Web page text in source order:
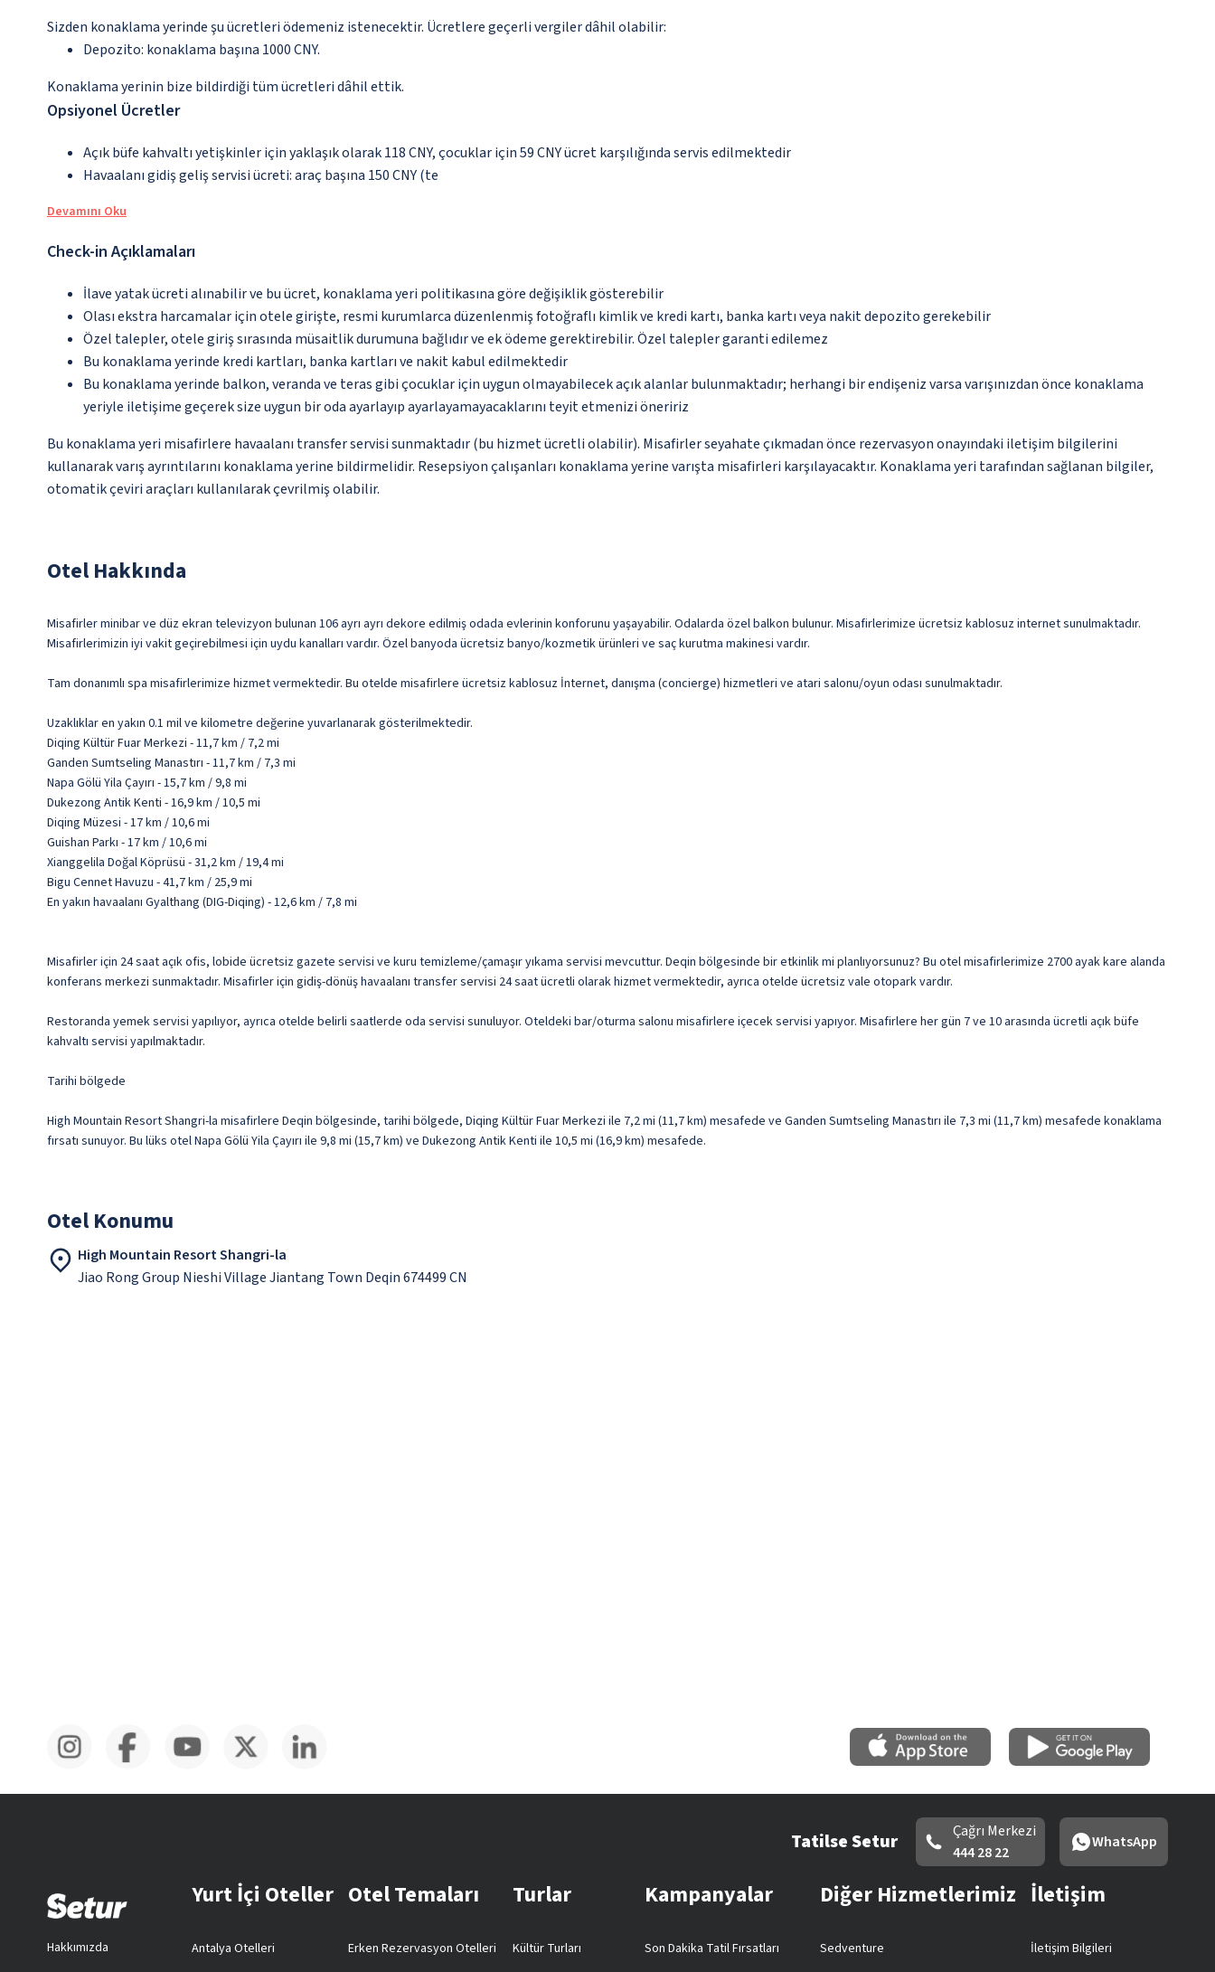
Sizden konaklama yerinde şu ücretleri ödemeniz istenecektir. Ücretlere geçerli vergiler dâhil olabilir:
Depozito: konaklama başına 1000 CNY.
Konaklama yerinin bize bildirdiği tüm ücretleri dâhil ettik.
Opsiyonel Ücretler
Açık büfe kahvaltı yetişkinler için yaklaşık olarak 118 CNY, çocuklar için 59 CNY ücret karşılığında servis edilmektedir
Havaalanı gidiş geliş servisi ücreti: araç başına 150 CNY (te
Devamını Oku
Check-in Açıklamaları
İlave yatak ücreti alınabilir ve bu ücret, konaklama yeri politikasına göre değişiklik gösterebilir
Olası ekstra harcamalar için otele girişte, resmi kurumlarca düzenlenmiş fotoğraflı kimlik ve kredi kartı, banka kartı veya nakit depozito gerekebilir
Özel talepler, otele giriş sırasında müsaitlik durumuna bağlıdır ve ek ödeme gerektirebilir. Özel talepler garanti edilemez
Bu konaklama yerinde kredi kartları, banka kartları ve nakit kabul edilmektedir
Bu konaklama yerinde balkon, veranda ve teras gibi çocuklar için uygun olmayabilecek açık alanlar bulunmaktadır; herhangi bir endişeniz varsa varışınızdan önce konaklama
yeriyle iletişime geçerek size uygun bir oda ayarlayıp ayarlayamayacaklarını teyit etmenizi öneririz
Bu konaklama yeri misafirlere havaalanı transfer servisi sunmaktadır (bu hizmet ücretli olabilir). Misafirler seyahate çıkmadan önce rezervasyon onayındaki iletişim bilgilerini
kullanarak varış ayrıntılarını konaklama yerine bildirmelidir. Resepsiyon çalışanları konaklama yerine varışta misafirleri karşılayacaktır. Konaklama yeri tarafından sağlanan bilgiler,
otomatik çeviri araçları kullanılarak çevrilmiş olabilir.
Otel Hakkında
Misafirler minibar ve düz ekran televizyon bulunan 106 ayrı ayrı dekore edilmiş odada evlerinin konforunu yaşayabilir. Odalarda özel balkon bulunur. Misafirlerimize ücretsiz kablosuz internet sunulmaktadır.
Misafirlerimizin iyi vakit geçirebilmesi için uydu kanalları vardır. Özel banyoda ücretsiz banyo/kozmetik ürünleri ve saç kurutma makinesi vardır.
Tam donanımlı spa misafirlerimize hizmet vermektedir. Bu otelde misafirlere ücretsiz kablosuz İnternet, danışma (concierge) hizmetleri ve atari salonu/oyun odası sunulmaktadır.
Uzaklıklar en yakın 0.1 mil ve kilometre değerine yuvarlanarak gösterilmektedir.
Diqing Kültür Fuar Merkezi - 11,7 km / 7,2 mi
Ganden Sumtseling Manastırı - 11,7 km / 7,3 mi
Napa Gölü Yila Çayırı - 15,7 km / 9,8 mi
Dukezong Antik Kenti - 16,9 km / 10,5 mi
Diqing Müzesi - 17 km / 10,6 mi
Guishan Parkı - 17 km / 10,6 mi
Xianggelila Doğal Köprüsü - 31,2 km / 19,4 mi
Bigu Cennet Havuzu - 41,7 km / 25,9 mi
En yakın havaalanı Gyalthang (DIG-Diqing) - 12,6 km / 7,8 mi
Misafirler için 24 saat açık ofis, lobide ücretsiz gazete servisi ve kuru temizleme/çamaşır yıkama servisi mevcuttur. Deqin bölgesinde bir etkinlik mi planlıyorsunuz? Bu otel misafirlerimize 2700 ayak kare alanda
konferans merkezi sunmaktadır. Misafirler için gidiş-dönüş havaalanı transfer servisi 24 saat ücretli olarak hizmet vermektedir, ayrıca otelde ücretsiz vale otopark vardır.
Restoranda yemek servisi yapılıyor, ayrıca otelde belirli saatlerde oda servisi sunuluyor. Oteldeki bar/oturma salonu misafirlere içecek servisi yapıyor. Misafirlere her gün 7 ve 10 arasında ücretli açık büfe
kahvaltı servisi yapılmaktadır.
Tarihi bölgede
High Mountain Resort Shangri-la misafirlere Deqin bölgesinde, tarihi bölgede, Diqing Kültür Fuar Merkezi ile 7,2 mi (11,7 km) mesafede ve Ganden Sumtseling Manastırı ile 7,3 mi (11,7 km) mesafede konaklama
fırsatı sunuyor. Bu lüks otel Napa Gölü Yila Çayırı ile 9,8 mi (15,7 km) ve Dukezong Antik Kenti ile 10,5 mi (16,9 km) mesafede.
Otel Konumu
High Mountain Resort Shangri-la
Jiao Rong Group Nieshi Village Jiantang Town Deqin 674499 CN
Tatilse Setur
Çağrı Merkezi
444 28 22
WhatsApp
Hakkımızda
Yurt İçi Oteller
Antalya Otelleri
Otel Temaları
Erken Rezervasyon Otelleri
Turlar
Kültür Turları
Kampanyalar
Son Dakika Tatil Fırsatları
Diğer Hizmetlerimiz
Sedventure
İletişim
İletişim Bilgileri